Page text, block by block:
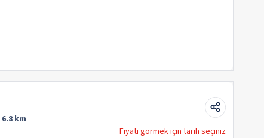
6.8 km
Fiyatı görmek için tarih seçiniz